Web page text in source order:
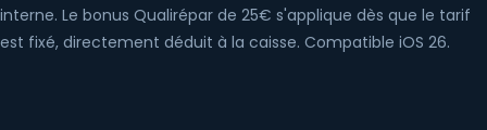
interne. Le bonus Qualirépar de 25€ s'applique dès que le tarif
est fixé, directement déduit à la caisse. Compatible iOS 26.